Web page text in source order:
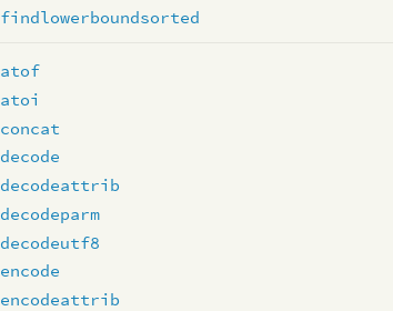
findlowerboundsorted
atof
atoi
concat
decode
decodeattrib
decodeparm
decodeutf8
encode
encodeattrib